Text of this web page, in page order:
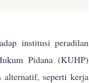
institusi peradilan
Pidana (KUHP)
alternatif, seperti kerja